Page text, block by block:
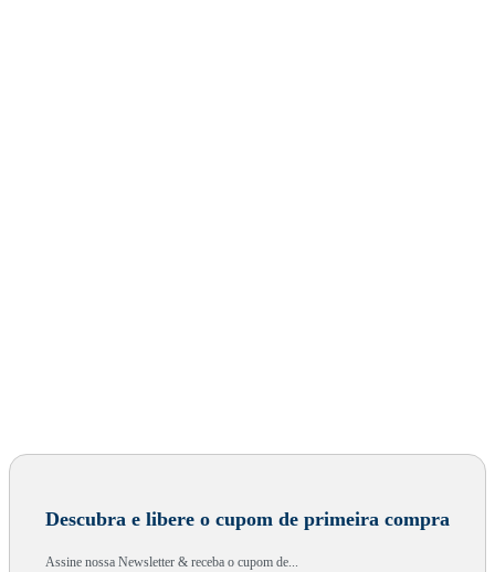
Descubra e libere o cupom de primeira compra
Assine nossa Newsletter & receba o cupom de...